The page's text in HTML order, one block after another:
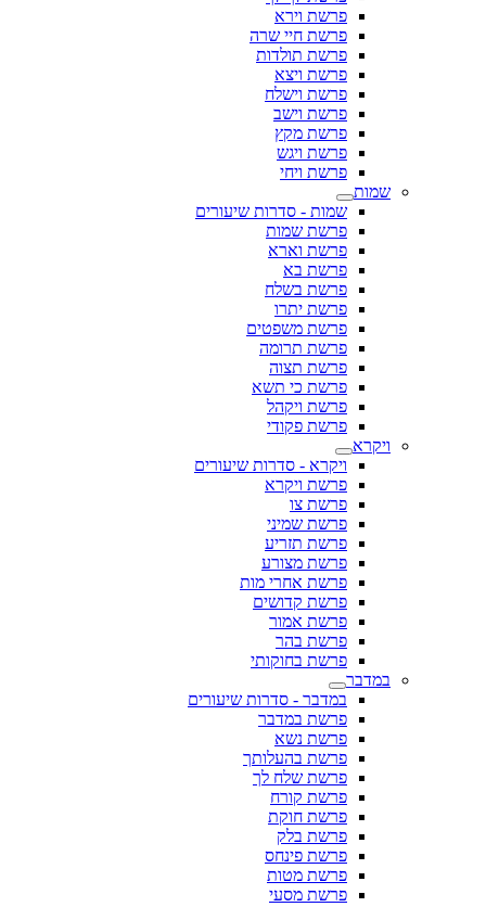
פרשת וירא
פרשת חיי שרה
פרשת תולדות
פרשת ויצא
פרשת וישלח
פרשת וישב
פרשת מקץ
פרשת ויגש
פרשת ויחי
שמות
שמות - סדרות שיעורים
פרשת שמות
פרשת וארא
פרשת בא
פרשת בשלח
פרשת יתרו
פרשת משפטים
פרשת תרומה
פרשת תצוה
פרשת כי תשא
פרשת ויקהל
פרשת פקודי
ויקרא
ויקרא - סדרות שיעורים
פרשת ויקרא
פרשת צו
פרשת שמיני
פרשת תזריע
פרשת מצורע
פרשת אחרי מות
פרשת קדושים
פרשת אמור
פרשת בהר
פרשת בחוקותי
במדבר
במדבר - סדרות שיעורים
פרשת במדבר
פרשת נשא
פרשת בהעלותך
פרשת שלח לך
פרשת קורח
פרשת חוקת
פרשת בלק
פרשת פינחס
פרשת מטות
פרשת מסעי